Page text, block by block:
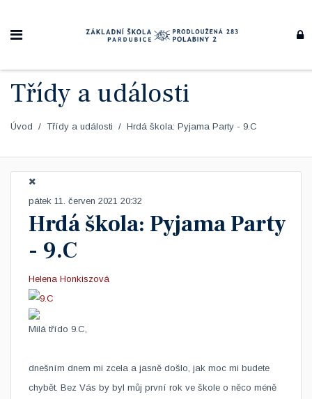
Třídy a události
Úvod Třídy a události Hrdá škola: Pyjama Party - 9.C
pátek 11. červen 2021 20:32
Hrdá škola: Pyjama Party
- 9.C
Helena Honkiszová
Milá třído 9.C,
dnešním dnem mi zcela a jasně došlo, jak moc mi budete
chybět. Bez Vás by byl můj první rok ve škole o něco méně